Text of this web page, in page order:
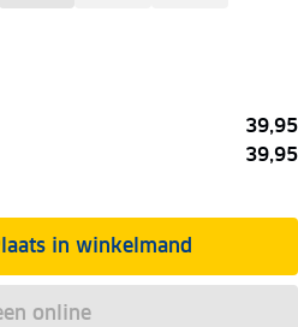
39,95
39,95
in winkelmand
online